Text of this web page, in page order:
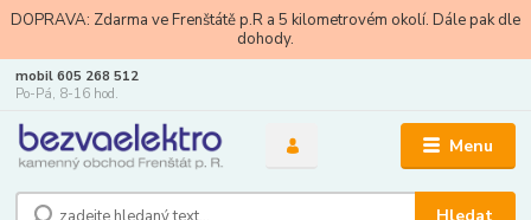
DOPRAVA: Zdarma ve Frenštátě p.R a 5 kilometrovém okolí. Dále pak dle
dohody.
Menu
mobil 605 268 512
Po-Pá, 8-16 hod.